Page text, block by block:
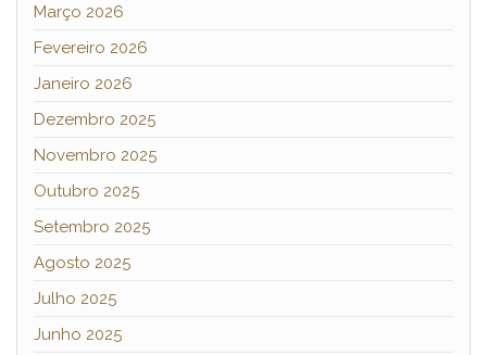
Março 2026
Fevereiro 2026
Janeiro 2026
Dezembro 2025
Novembro 2025
Outubro 2025
Setembro 2025
Agosto 2025
Julho 2025
Junho 2025